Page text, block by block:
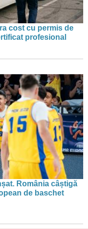
cost cu permis de
profesional
România câștigă
de baschet